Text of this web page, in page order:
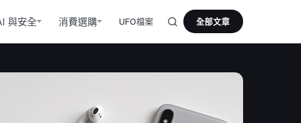
與安全 消費選購 UFO檔案 全部文章